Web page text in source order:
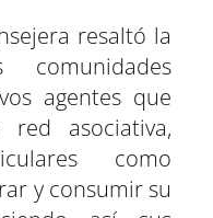
resaltó la
agentes que
asociativa,
como
y consumir su